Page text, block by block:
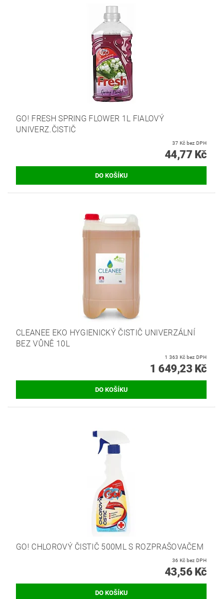
GO! FRESH SPRING FLOWER 1L FIALOVÝ
UNIVERZ.ČISTIČ
37 Kč bez DPH
44,77 Kč
CLEANEE EKO HYGIENICKÝ ČISTIČ UNIVERZÁLNÍ
BEZ VŮNĚ 10L
1 363 Kč bez DPH
1 649,23 Kč
GO! CHLOROVÝ ČISTIČ 500ML S ROZPRAŠOVAČEM
36 Kč bez DPH
43,56 Kč